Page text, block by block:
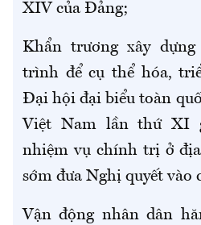
XIV của Đảng;
Khẩn trương xây dựng
trình để cụ thể hóa,
Đại hội đại biểu toàn
Việt Nam lần thứ XI
nhiệm vụ chính trị ở
sớm đưa Nghị quyết vào
Vận động nhân dân